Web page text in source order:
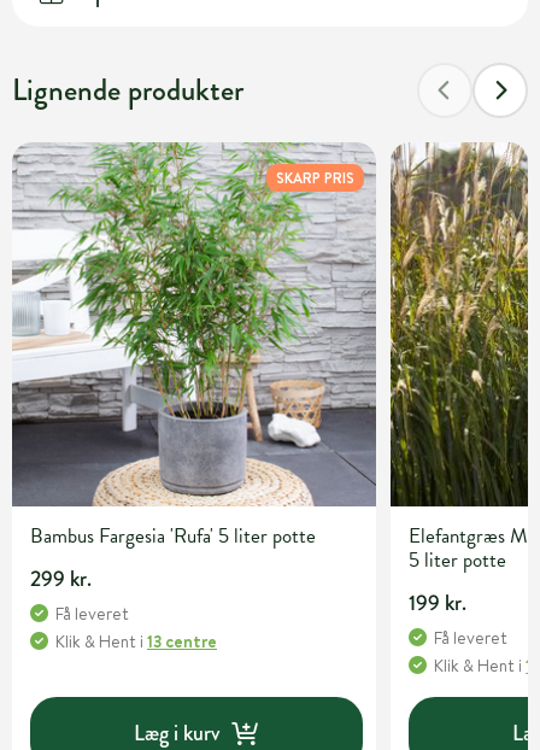
Lignende produkter
SKARP PRIS
Bambus Fargesia 'Rufa' 5 liter potte
299 kr.
Få leveret
Klik & Hent i 13 centre
Læg i kurv
Elefantgræs
5 liter potte
199 kr.
Få leveret
Klik & Hent i